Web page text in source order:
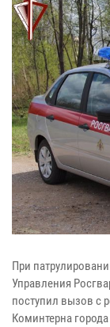
При
Управления
поступил вызов с
Коминтерна